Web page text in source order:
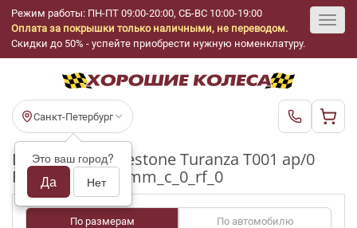
Режим работы: ПН-ПТ 09:00-20:00, СБ-ВС 10:00-19:00
Оплата за покрышки только наличными, не переводом.
Скидки до 50% - успейте приобрести нужную номенклатуру.
Санкт-Петербург
Это ваш город?
Да Нет
Шины бу Bridgestone Turanza T001 ap/0
R15_185_65_3-4mm_c_0_rf_0
По размерам По автомобилю